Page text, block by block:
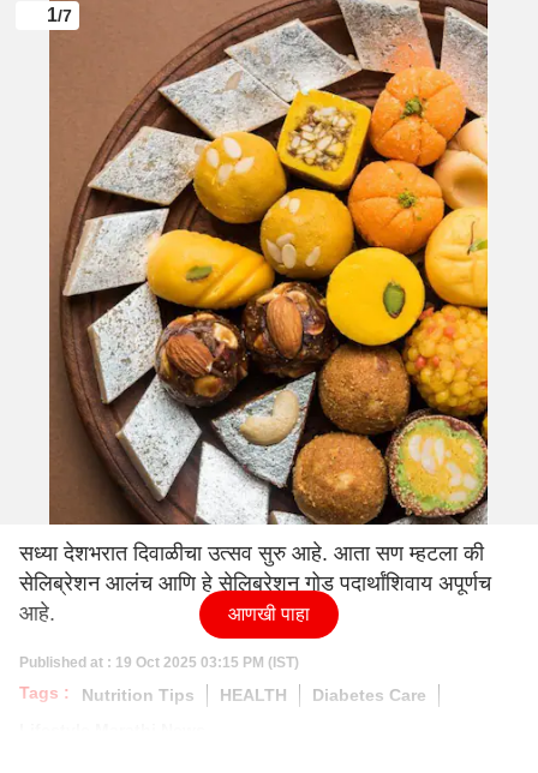
1/7
सध्या देशभरात दिवाळीचा उत्सव सुरु आहे. आता सण म्हटला की
सेलिब्रेशन आलंच आणि हे सेलिब्रेशन गोड पदार्थांशिवाय अपूर्णच
आहे.
Published at : 19 Oct 2025 03:15 PM (IST)
Tags : Nutrition Tips HEALTH
Diabetes Care
आणखी पाहा